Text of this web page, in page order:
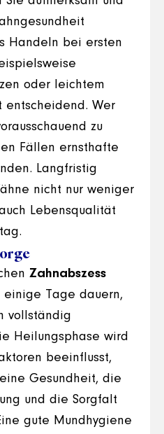
Handeln bei ersten
oder leichtem
entscheidend. Wer
zu
Fällen ernsthafte
Langfristig
nicht nur weniger
Lebensqualität
Zahnabszess
einige Tage dauern,
vollständig
Heilungsphase wird
beeinflusst,
Gesundheit, die
und die Sorgfalt
gute Mundhygiene